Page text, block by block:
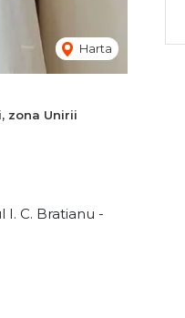
Harta
zona Unirii
C. Bratianu -